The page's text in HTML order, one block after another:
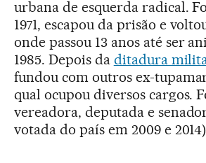
urbana de esquerda radical.
1971, escapou da prisão e
onde passou 13 anos até ser
1985. Depois da ditadura
fundou com outros ex-
qual ocupou diversos cargos.
vereadora, deputada e
votada do país em 2009 e